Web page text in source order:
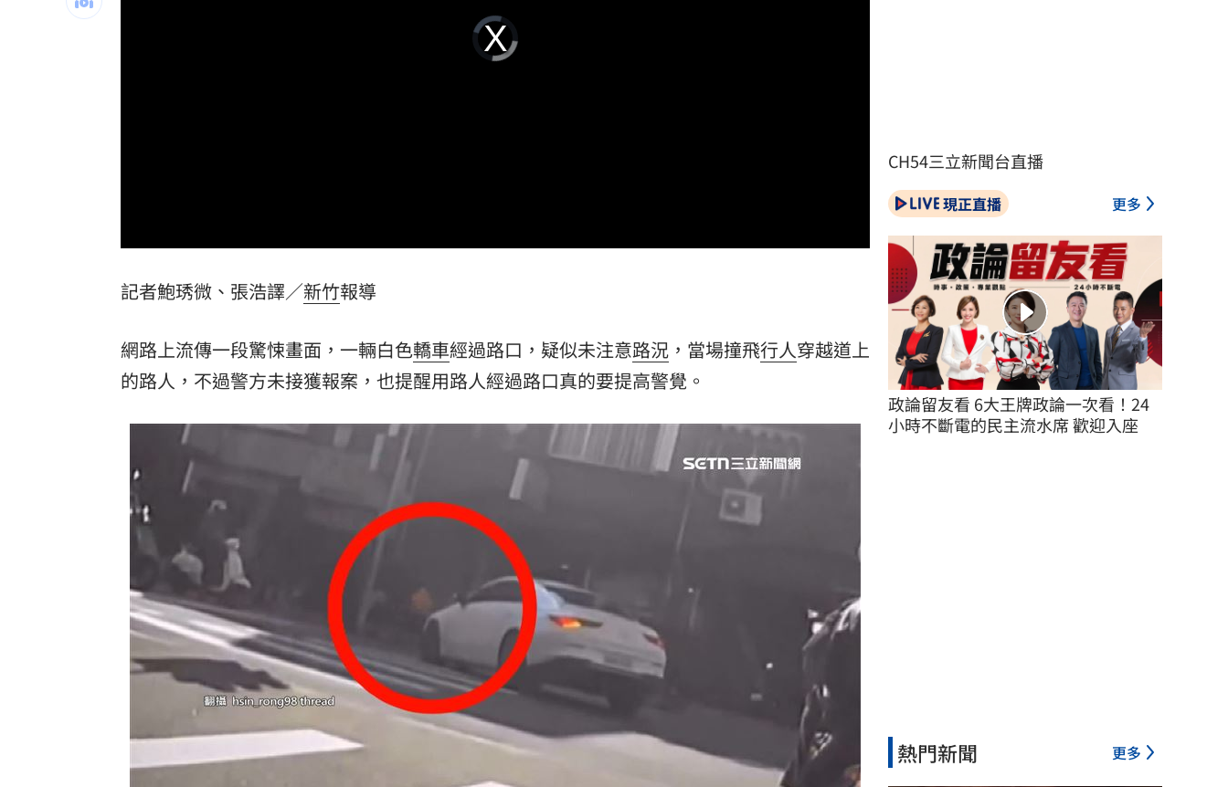
台灣彩券開獎直播中 20:31
LIVE三立+24小時直播 15:27
商場戰國來臨 台中「頂奢大道」逐漸成形 12:00
台彩父親節推新刮刮樂千萬頭獎超「爸」氣
「拍片人的多重宇宙」職涯論壇9/12登場！
8國球員齊聚高雄 Formosa 7s掀足球熱潮 10:00
理想混蛋號召粉絲跨海追星吃美食！
Video
Player
loading.
記者鮑琇微、張浩譯／新竹報導
網路上流傳一段驚悚畫面，一輛白色轎車經過路口，疑似未注意路況 ，當場撞飛行人穿越道上
的路人，不過警方未接獲報案，也提醒用路人經過路口真的要提高警覺。
CH54三立新聞台直播
現正直播 更多
政論留友看 6大王牌政論一次看！24
小時不斷電的民主流水席 歡迎入座
熱門新聞 更多